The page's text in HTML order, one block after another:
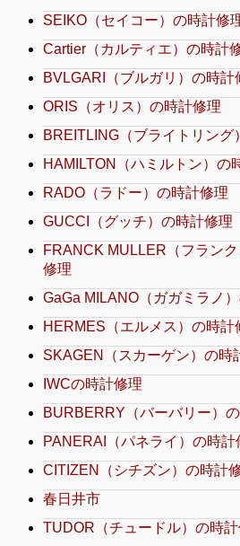
SEIKO（セイコー）の時計修
Cartier（カルティエ）の時計
BVLGARI（ブルガリ）の時計
ORIS（オリス）の時計修理
BREITLING（ブライトリング
HAMILTON（ハミルトン）の
RADO（ラドー）の時計修理
GUCCI（グッチ）の時計修理
FRANCK MULLER（フラン
修理
GaGa MILANO（ガガミラノ
HERMES（エルメス）の時計
SKAGEN（スカーゲン）の時
IWCの時計修理
BURBERRY（バーバリー）
PANERAI（パネライ）の時計
CITIZEN（シチズン）の時計
春日井市
TUDOR（チュードル）の時